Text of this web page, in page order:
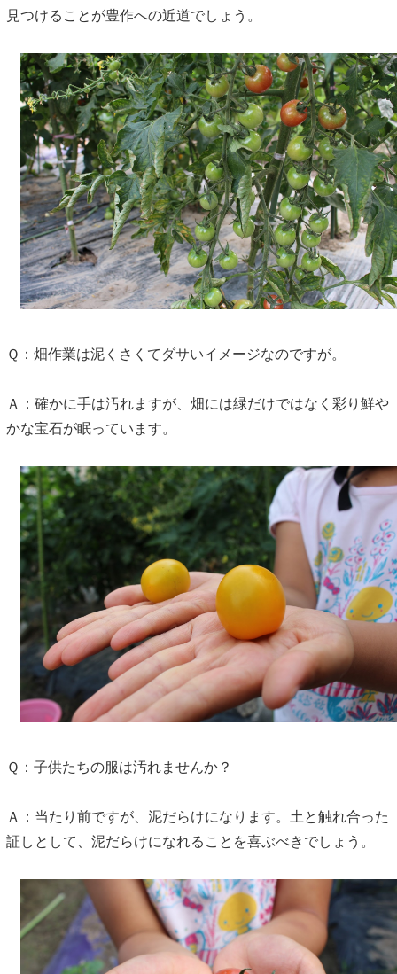
見つけることが豊作への近道でしょう。
Ｑ：畑作業は泥くさくてダサいイメージなのですが。
Ａ：確かに手は汚れますが、畑には緑だけではなく彩り鮮や
かな宝石が眠っています。
Ｑ：子供たちの服は汚れませんか？
Ａ：当たり前ですが、泥だらけになります。土と触れ合った
証しとして、泥だらけになれることを喜ぶべきでしょう。